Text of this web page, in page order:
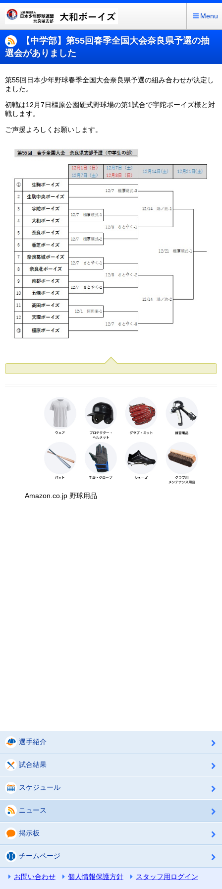
Menu
【中学部】第55回春季全国大会奈良県予選の抽
選会がありました
第55回日本少年野球春季全国大会奈良県予選の組み合わせが決定し
ました。
初戦は12月7日橿原公園硬式野球場の第1試合で宇陀ボーイズ様と対
戦します。
ご声援よろしくお願いします。
Amazon.co.jp 野球用品
選手紹介
試合結果
スケジュール
ニュース
掲示板
チームページ
お問い合わせ 個人情報保護方針 スタッフ用ログイン